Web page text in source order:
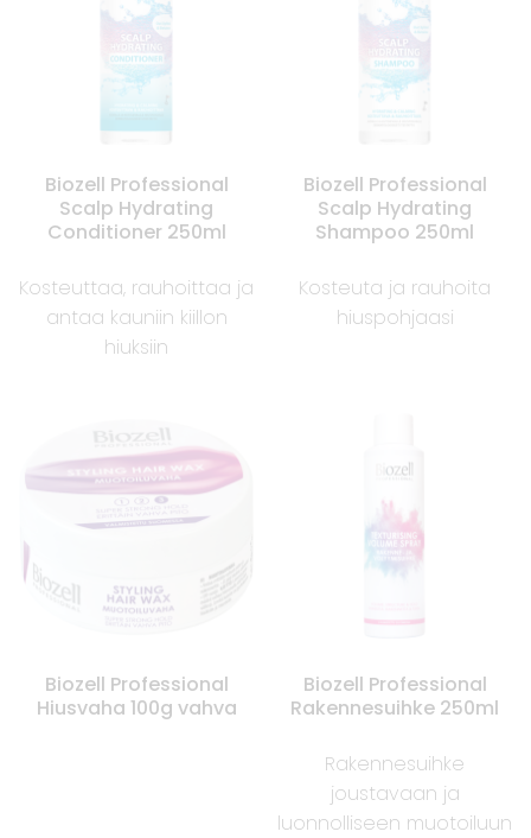
Biozell Professional
Scalp Hydrating
Conditioner 250ml
Kosteuttaa, rauhoittaa ja
antaa kauniin kiillon
hiuksiin
Biozell Professional
Scalp Hydrating
Shampoo 250ml
Kosteuta ja rauhoita
hiuspohjaasi
Biozell Professional
Hiusvaha 100g vahva
Biozell Professional
Rakennesuihke 250ml
Rakennesuihke
joustavaan ja
luonnolliseen muotoiluun